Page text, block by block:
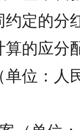
金合同约定的分
例计算的应分配
金额（单位：人